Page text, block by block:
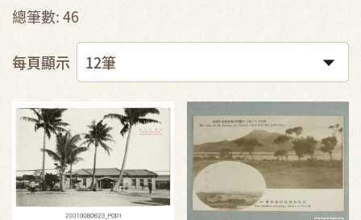
總筆數: 46
每頁顯示